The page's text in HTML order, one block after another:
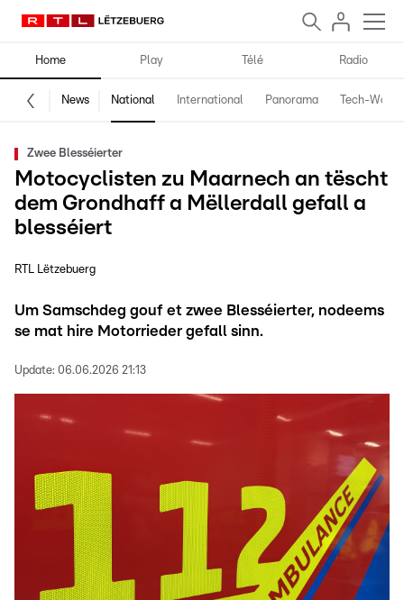
Home Play Télé Radio
News National International Panorama Tech-World
Zwee Blesséierter
Motocyclisten zu Maarnech an tëscht
dem Grondhaff a Mëllerdall gefall a
blesséiert
RTL Lëtzebuerg
Um Samschdeg gouf et zwee Blesséierter, nodeems
se mat hire Motorrieder gefall sinn.
Update: 06.06.2026 21:13